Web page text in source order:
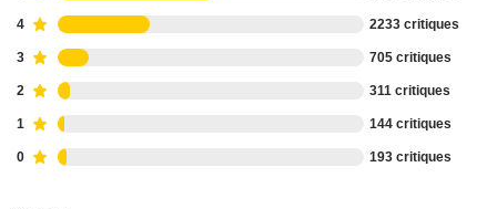
4 2233 critiques
3 705 critiques
2 311 critiques
1 144 critiques
0 193 critiques